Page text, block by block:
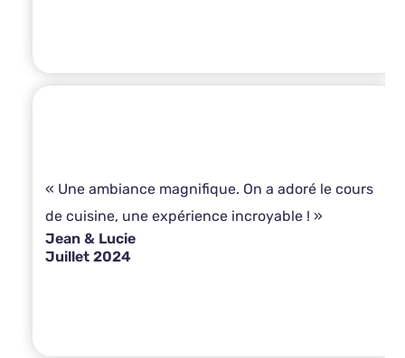
« Une ambiance magnifique. On a adoré le cours
de cuisine, une expérience incroyable ! »
Jean & Lucie
Juillet 2024